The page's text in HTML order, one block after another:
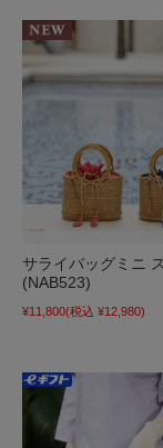
サライバッグミニ
(NAB523)
¥11,800(税込 ¥12,980)